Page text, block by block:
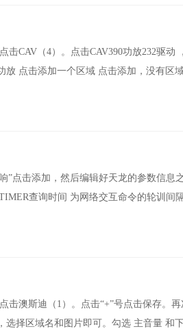
击CAV（4）。点击CAV390功放232驱动
点击添加一个区域 点击添加，没有区
”点击添加，然后编辑好天龙的参数信息
查询时间 为网络交互命令的轮训间
击澳斯迪（1）。点击“+”号点击保存。
择区域名和图片即可。勾选 主音量 和